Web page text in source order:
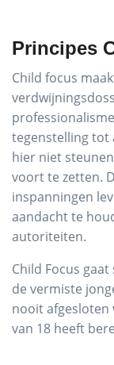
Principes
Child focus
tegenstelling tot
hier niet
voort te zetten.
inspanningen
aandacht te
autoriteiten.
Child Focus
de vermiste
nooit afgesloten
van 18 heeft